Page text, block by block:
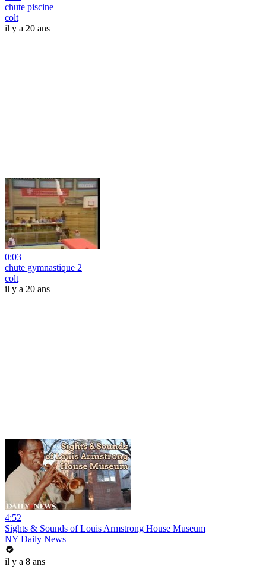
chute piscine
colt
il y a 20 ans
0:03
chute gymnastique 2
colt
il y a 20 ans
4:52
Sights & Sounds of Louis Armstrong House Museum
NY Daily News
il y a 8 ans